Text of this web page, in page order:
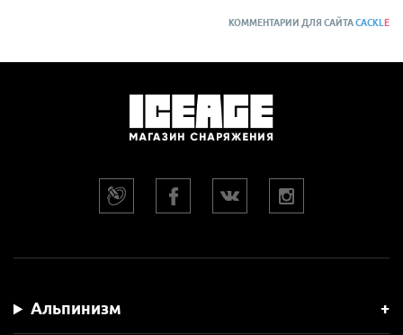
КОММЕНТАРИИ ДЛЯ САЙТАCACKL E
Альпинизм